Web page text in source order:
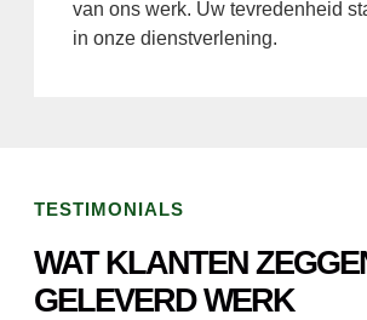
van ons werk. Uw tevredenheid
in onze dienstverlening.
TESTIMONIALS
WAT KLANTEN
GELEVERD WERK